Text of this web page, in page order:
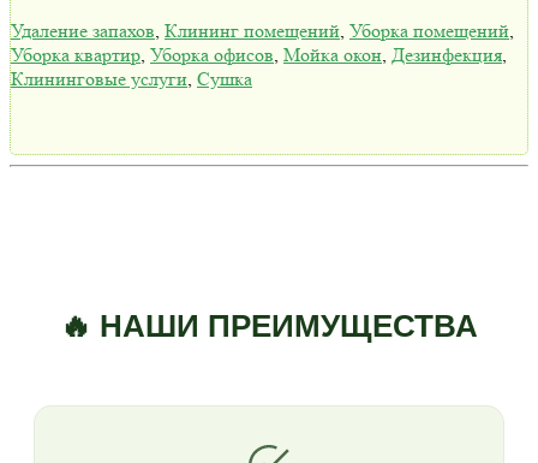
Удаление запахов Клининг помещений Уборка помещений
Уборка квартир Уборка офисов Мойка окон Дезинфекция
Клининговые услуги Сушка
🔥 НАШИ ПРЕИМУЩЕСТВА